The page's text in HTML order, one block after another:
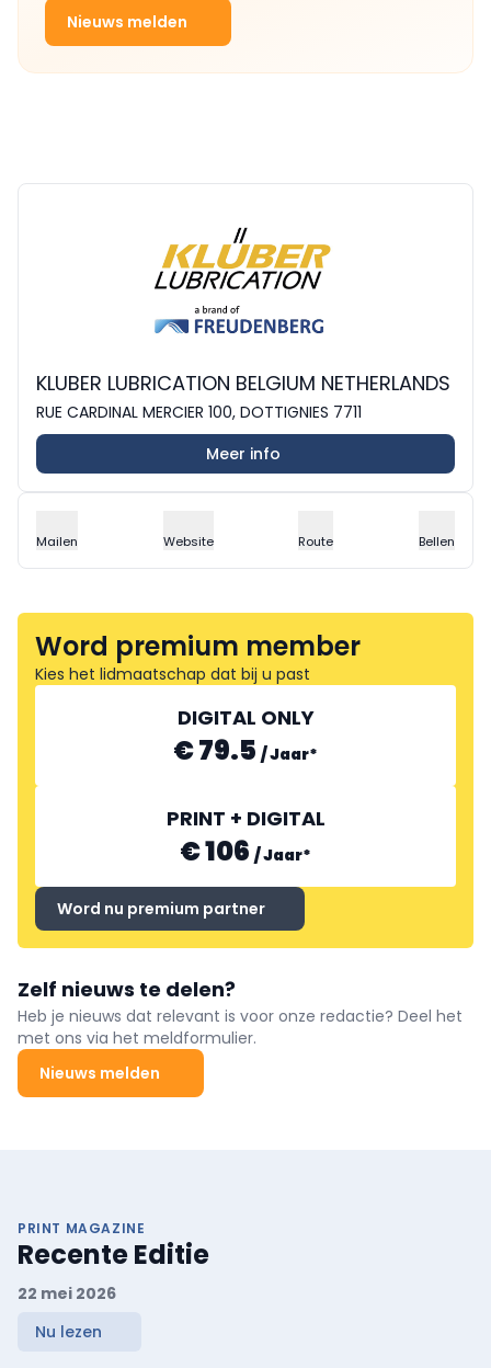
Nieuws melden
KLUBER LUBRICATION BELGIUM NETHERLANDS
RUE CARDINAL MERCIER 100, DOTTIGNIES 7711
Meer info
Mailen Website Route Bellen
Word premium member
Kies het lidmaatschap dat bij u past
DIGITAL ONLY
€ 79.5 /Jaar*
PRINT + DIGITAL
€ 106 /Jaar*
Word nu premium partner
Zelf nieuws te delen?
Heb je nieuws dat relevant is voor onze redactie? Deel het
met ons via het meldformulier.
Nieuws melden
PRINT MAGAZINE
Recente Editie
22 mei 2026
Nu lezen